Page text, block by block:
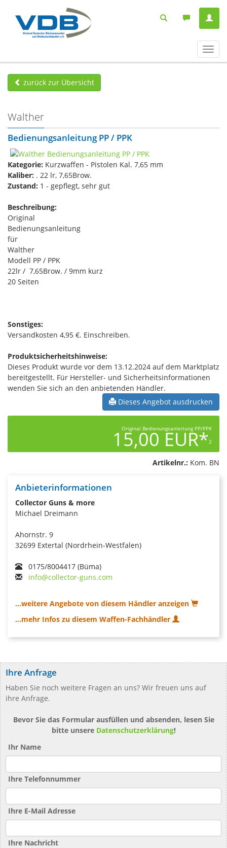
ein-/
zurück zur Übersicht
Walther
Bedienungsanleitung PP / PPK
Kategorie: Kurzwaffen - Pistolen Kal. 7,65 mm
Kaliber: . 22 lr, 7,65Brow.
Zustand: 1 - gepflegt, sehr gut
Beschreibung:
Original
Bedienungsanleitung
für
Walther
Modell PP / PPK
22lr / 7,65Brow. / 9mm kurz
20 Seiten
Sonstiges:
Versandkosten 4,95 €. Einschreiben.
Produktsicherheitshinweise:
Dieses Produkt wurde vor dem 13.12.2024 auf dem Marktplatz
bereitgestellt. Für Hersteller- und Sicherheitsinformationen
wenden Sie sich an den anbietenden Händler.
Dieses Angebot ausdrucken
Original Bedienungsanleitung PP/PPK
15,00 EUR*2
Artikelnr.: Kom. BN
Anbieterinformationen
Collector Guns & more
Michael Dreimann
Ahornstr. 9
32699 Extertal (Nordrhein-Westfalen)
0175/8004417 (Büma)
info@collector-guns.com
...weitere Angebote von diesem Händler anzeigen
...mehr Infos zu diesem Waffen-Fachhändler
Ihre Anfrage
Haben Sie noch weitere Fragen an uns? Wir freuen uns auf
ihre Anfrage.
Bevor Sie das Formular ausfüllen und absenden, lesen Sie
bitte unsere Datenschutzerklärung!
Ihr Name
Ihre Telefonnummer
Ihre E-Mail Adresse
Ihre Nachricht